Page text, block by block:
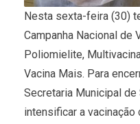
Nesta sexta-feira (30)
Campanha Nacional de
Poliomielite,
Vacina Mais. Para
Secretaria Municipal de
intensificar a vacinação